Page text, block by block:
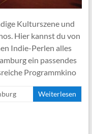
Kulturszene und
Hier kannst du von
Indie-Perlen alles
ein passendes
Programmkino
Weiterlesen